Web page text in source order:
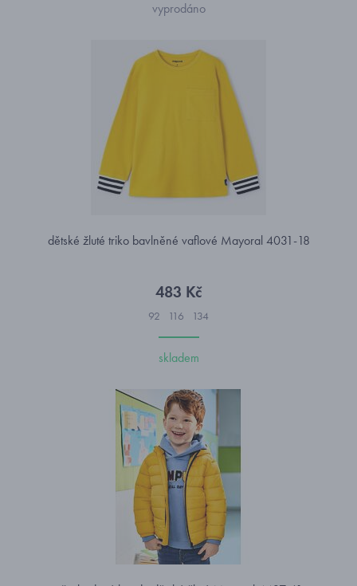
vyprodáno
dětské žluté triko bavlněné vaflové Mayoral 4031-18
483 Kč
92 116 134
skladem